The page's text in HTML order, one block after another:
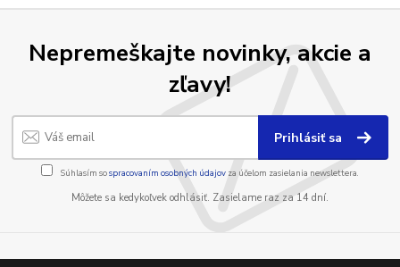
Nepremeškajte novinky, akcie a
zľavy!
Prihlásiť sa
Súhlasím sospracovaním osobných údajov za účelom zasielania newslettera.
Môžete sa kedykoľvek odhlásiť. Zasielame raz za 14 dní.